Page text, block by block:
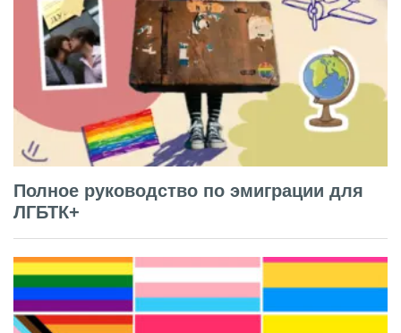
Полное руководство по эмиграции для
ЛГБТК+